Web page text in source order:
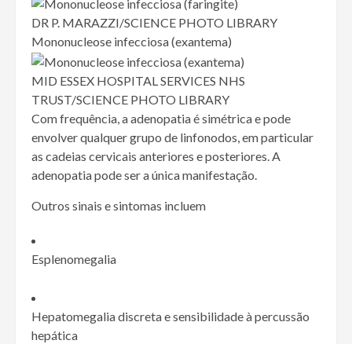
DR P. MARAZZI/SCIENCE PHOTO LIBRARY
Mononucleose infecciosa (exantema)
MID ESSEX HOSPITAL SERVICES NHS
TRUST/SCIENCE PHOTO LIBRARY
Com frequência, a adenopatia é simétrica e pode
envolver qualquer grupo de linfonodos, em particular
as cadeias cervicais anteriores e posteriores. A
adenopatia pode ser a única manifestação.
Outros sinais e sintomas incluem
Esplenomegalia
Hepatomegalia discreta e sensibilidade à percussão
hepática